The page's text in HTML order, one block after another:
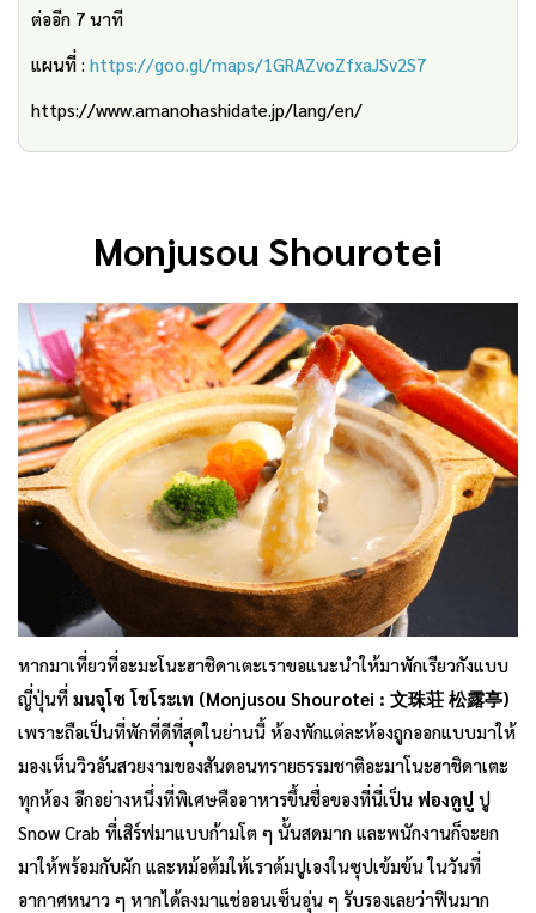
ต่ออีก 7 นาที
แผนที่ : https://goo.gl/maps/1GRAZvoZfxaJSv2S7
https://www.amanohashidate.jp/lang/en/
Monjusou Shourotei
หากมาเที่ยวที่อะมะโนะฮาชิดาเตะเราขอแนะนำให้มาพักเรียวกังแบบ
ญี่ปุ่นที่ มนจุโซ โชโระเท (Monjusou Shourotei : 文珠荘 松露亭)
เพราะถือเป็นที่พักที่ดีที่สุดในย่านนี้ ห้องพักแต่ละห้องถูกออกแบบมาให้
มองเห็นวิวอันสวยงามของสันดอนทรายธรรมชาติอะมาโนะฮาชิดาเตะ
ทุกห้อง อีกอย่างหนึ่งที่พิเศษคืออาหารขึ้นชื่อของที่นี่เป็น ฟองดูปู ปู
Snow Crab ที่เสิร์ฟมาแบบก้ามโต ๆ นั้นสดมาก และพนักงานก็จะยก
มาให้พร้อมกับผัก และหม้อต้มให้เราต้มปูเองในซุปเข้มข้น ในวันที่
อากาศหนาว ๆ หากได้ลงมาแช่ออนเซ็นอุ่น ๆ รับรองเลยว่าฟินมาก